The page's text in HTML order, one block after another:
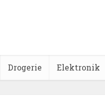
Drogerie Elektronik